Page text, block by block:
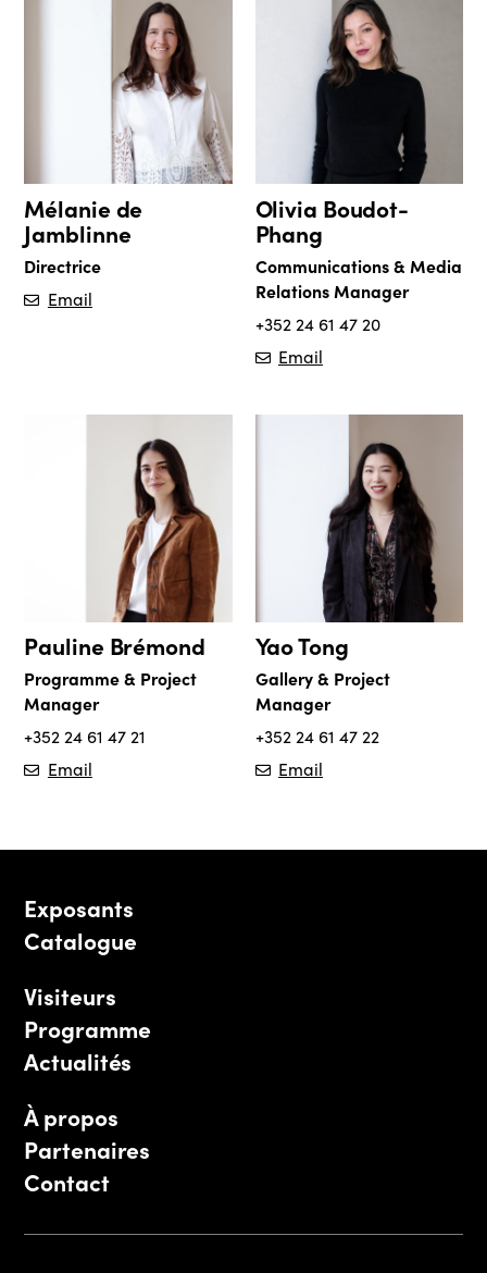
Mélanie de
Jamblinne
Directrice
Email
Olivia Boudot-
Phang
Communications & Media
Relations Manager
+352 24 61 47 20
Email
Pauline Brémond
Programme & Project
Manager
+352 24 61 47 21
Email
Yao Tong
Gallery & Project
Manager
+352 24 61 47 22
Email
Exposants
Catalogue
Visiteurs
Programme
Actualités
À propos
Partenaires
Contact